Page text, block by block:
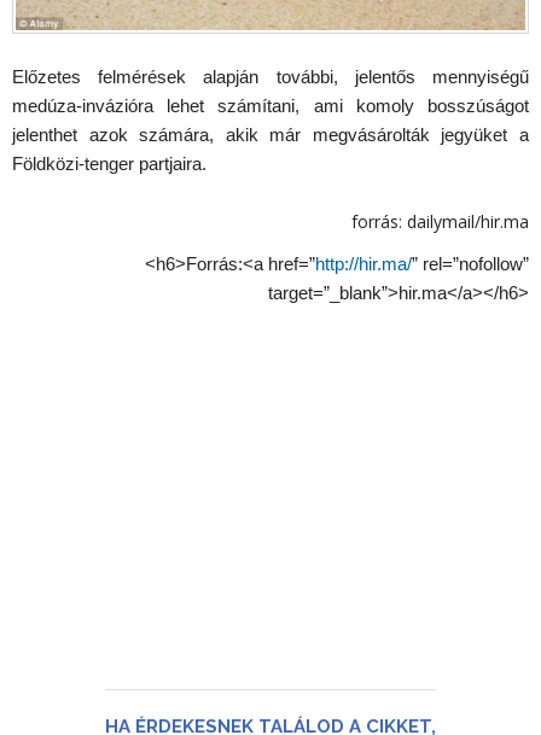
Előzetes felmérések alapján további, jelentős mennyiségű
medúza-invázióra lehet számítani, ami komoly bosszúságot
jelenthet azok számára, akik már megvásárolták jegyüket a
Földközi-tenger partjaira.
forrás: dailymail/hir.ma
<h6>Forrás:<a href=”http://hir.ma/” rel=”nofollow”
target=”_blank”>hir.ma</a></h6>
HA ÉRDEKESNEK TALÁLOD A CIKKET,